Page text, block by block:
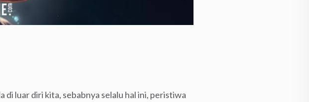
di luar diri kita, sebabnya selalu hal ini, peristiwa